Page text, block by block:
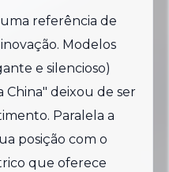
referência de
Modelos
e silencioso)
China" deixou de ser
Paralela a
posição com o
que oferece